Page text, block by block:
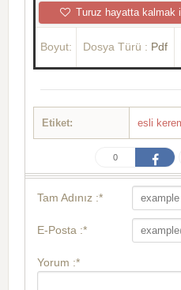
Turuz hayatta kalmak
Boyut: Dosya Türü : Pdf
Etiket: esli
0
Tam Adınız :*
E-Posta :*
Yorum :*